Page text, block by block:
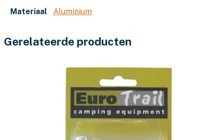
Materiaal Aluminium
Gerelateerde producten